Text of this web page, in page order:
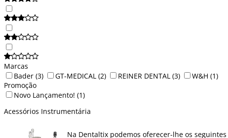
Marcas
Bader (3) GT-MEDICAL (2) REINER DENTAL (3) W&H (1)
Promoção
Novo Lançamento! (1)
Acessórios Instrumentária
Na Dentaltix podemos oferecer-lhe os seguintes